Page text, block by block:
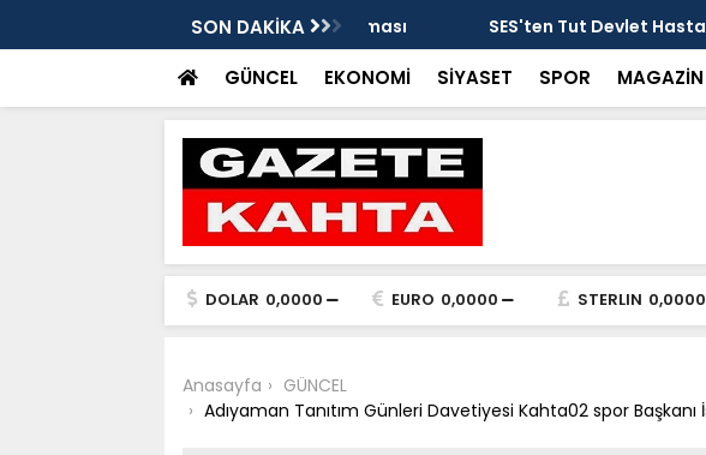
SON DAKİKA
tarafsızlık ve liyakat açıklaması
SES'ten Tut Devlet Hastanesi çağrısı:
şekilde soruşturulmalı' - Videolu Haber
GÜNCEL EKONOMİ SİYASET SPOR MAGAZİN
DOLAR 0,0000 EURO 0,0000 STERLIN 0,0000
Anasayfa
GÜNCEL
Adıyaman Tanıtım Günleri Davetiyesi Kahta02 spor